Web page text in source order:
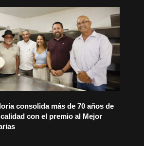
consolida más de 70 años de
con el premio al Mejor